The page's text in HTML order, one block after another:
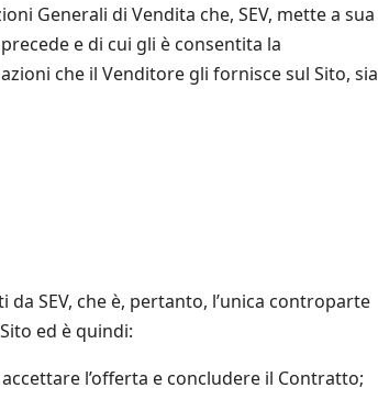
Generali di Vendita che, SEV, mette a sua
e di cui gli è consentita la
che il Venditore gli fornisce sul Sito, sia
SEV, che è, pertanto, l’unica controparte
ed è quindi:
l’offerta e concludere il Contratto;